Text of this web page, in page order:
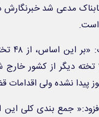
تابناک مدعی شد
جمهوری پیدا شده و ۲۵ تخته
افزود:« جمع بندی کلی